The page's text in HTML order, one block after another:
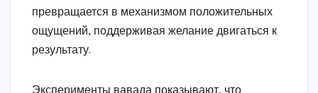
превращается в механизмом положительных
ощущений, поддерживая желание двигаться к
результату.
Эксперименты вавада показывают, что